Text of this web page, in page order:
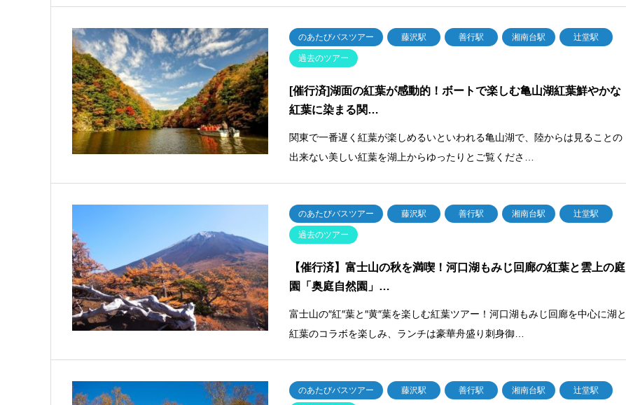
のあたびバスツアー 藤沢駅 善行駅 湘南台駅 辻堂駅
過去のツアー
[催行済]湖面の紅葉が感動的！ボートで楽しむ亀山湖紅葉鮮やかな
紅葉に染まる関…
関東で一番遅く紅葉が楽しめるいといわれる亀山湖で、陸からは見ることの
出来ない美しい紅葉を湖上からゆったりとご覧くださ…
のあたびバスツアー 藤沢駅 善行駅 湘南台駅 辻堂駅
過去のツアー
【催行済】富士山の秋を満喫！河口湖もみじ回廊の紅葉と雲上の庭
園「奥庭自然園」…
富士山の″紅″葉と″黄″葉を楽しむ紅葉ツアー！河口湖もみじ回廊を中心に湖と
紅葉のコラボを楽しみ、ランチは豪華舟盛り刺身御…
のあたびバスツアー 藤沢駅 善行駅 湘南台駅 辻堂駅